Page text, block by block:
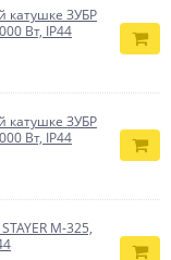
катушке ЗУБР
Вт, IP44
катушке ЗУБР
Вт, IP44
М-325,